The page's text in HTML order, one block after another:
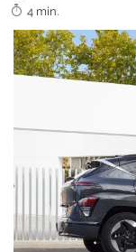
4 min.